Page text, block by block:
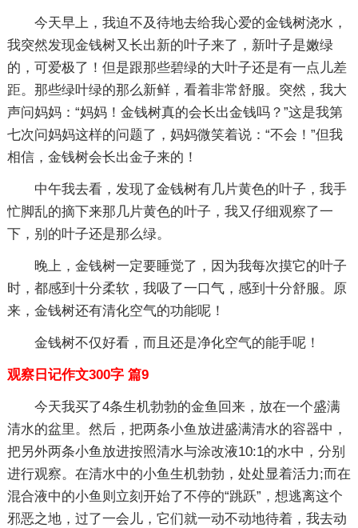
今天早上，我迫不及待地去给我心爱的金钱树浇水，
我突然发现金钱树又长出新的叶子来了，新叶子是嫩绿
的，可爱极了！但是跟那些碧绿的大叶子还是有一点儿差
距。那些绿叶绿的那么新鲜，看着非常舒服。突然，我大
声问妈妈：“妈妈！金钱树真的会长出金钱吗？”这是我第
七次问妈妈这样的问题了，妈妈微笑着说：“不会！”但我
相信，金钱树会长出金子来的！
中午我去看，发现了金钱树有几片黄色的叶子，我手
忙脚乱的摘下来那几片黄色的叶子，我又仔细观察了一
下，别的叶子还是那么绿。
晚上，金钱树一定要睡觉了，因为我每次摸它的叶子
时，都感到十分柔软，我吸了一口气，感到十分舒服。原
来，金钱树还有清化空气的功能呢！
金钱树不仅好看，而且还是净化空气的能手呢！
观察日记作文300字 篇9
今天我买了4条生机勃勃的金鱼回来，放在一个盛满
清水的盆里。然后，把两条小鱼放进盛满清水的容器中，
把另外两条小鱼放进按照清水与涂改液10:1的水中，分别
进行观察。在清水中的小鱼生机勃勃，处处显着活力;而在
混合液中的小鱼则立刻开始了不停的“跳跃”，想逃离这个
邪恶之地，过了一会儿，它们就一动不动地待着，我去动